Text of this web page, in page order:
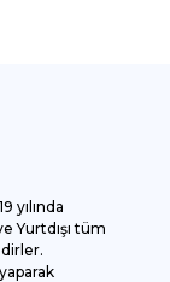
yılında
Yurtdışı tüm